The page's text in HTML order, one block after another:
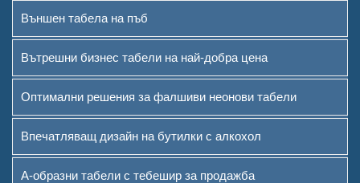
Външен табела на пъб
Вътрешни бизнес табели на най-добра цена
Оптимални решения за фалшиви неонови табели
Впечатляващ дизайн на бутилки с алкохол
А-образни табели с тебешир за продажба